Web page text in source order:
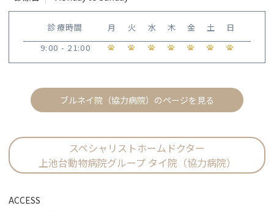
診療時間 月 火 水 木 金 土
日
9:00 - 21:00
ブルネイ院（協力病院）のページを見る
スペシャリストホームドクター
上池台動物病院グループ タイ院（協力病院）
ACCESS